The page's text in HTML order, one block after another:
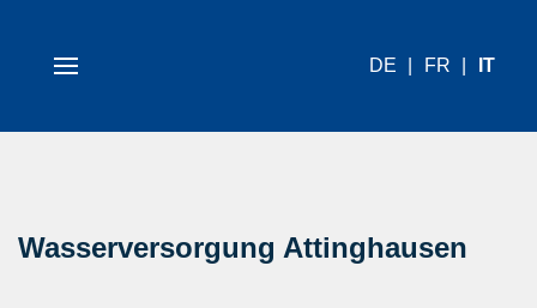
DE FR IT
Wasserversorgung Attinghausen